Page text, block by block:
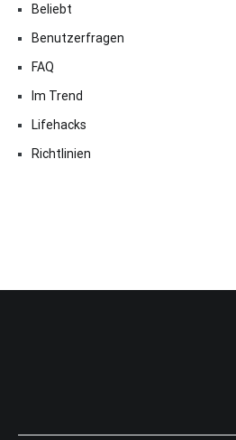
Beliebt
Benutzerfragen
FAQ
Im Trend
Lifehacks
Richtlinien